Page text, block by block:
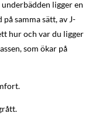
ligger en
samma sätt, av J-
hur och var du ligger
som ökar på